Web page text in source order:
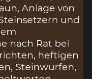
Anlage von
und
nach Rat bei
heftigen
Steinwürfen,